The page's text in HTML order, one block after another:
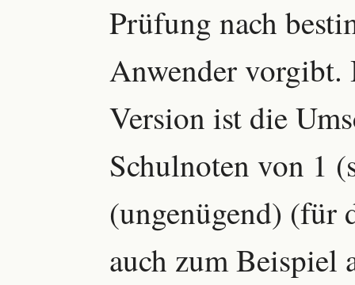
Prüfung nach
Anwender vorgibt.
Version ist die
Schulnoten von 1
(ungenügend) (für
auch zum Beispiel